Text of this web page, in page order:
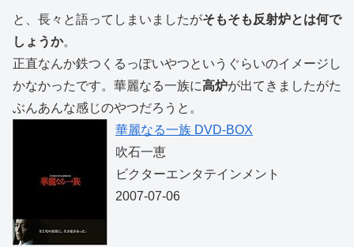
と、長々と語ってしまいましたがそもそも反射炉とは何で
しょうか。
正直なんか鉄つくるっぽいやつというぐらいのイメージし
かなかったです。華麗なる一族に高炉が出てきましたがた
ぶんあんな感じのやつだろうと。
華麗なる一族 DVD-BOX
吹石一恵
ビクターエンタテインメント
2007-07-06